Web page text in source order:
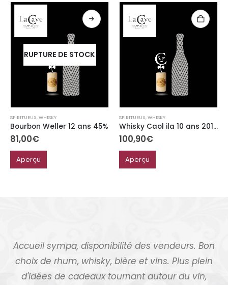
RUPTURE DE STOCK
SPIRITUEUX,WHISKY
Bourbon Weller 12 ans 45%
81,00€
Aperçu
SPIRITUEUX,WHISKY
Whisky Caol ila 10 ans 2011 port finish very cloudy 46°
100,90€
Aperçu
Accueil sympa, disponibilité des vendeurs. Bon
choix de rhum, whisky, bière et vins. Plus plein
d'idées de cadeaux tournant autour du vin,